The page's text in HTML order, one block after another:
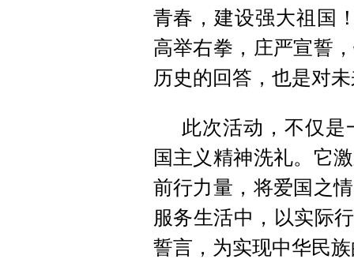
青春，建设强大祖国
高举右拳，庄严宣誓
历史的回答，也是对
此次活动，不仅
国主义精神洗礼。它
前行力量，将爱国之
服务生活中，以实际
誓言，为实现中华民